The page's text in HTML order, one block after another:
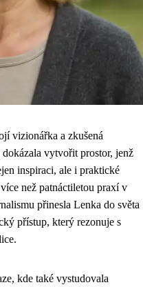
vizionářka a zkušená
vytvořit prostor, jenž
inspiraci, ale i praktické
než patnáctiletou praxí v
přinesla Lenka do světa
přístup, který rezonuje s
kde také vystudovala